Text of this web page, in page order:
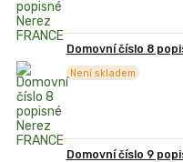
Domovní číslo 8
Není skladem
Domovní číslo 9